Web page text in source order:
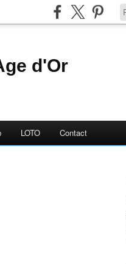
d'Or
LOTO Contact